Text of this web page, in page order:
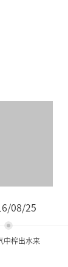
08/25
中榨出水来